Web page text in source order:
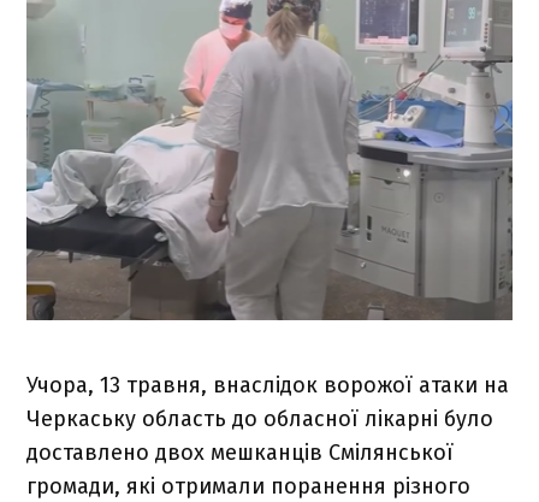
Учора, 13 травня, внаслідок ворожої атаки на
Черкаську область до обласної лікарні було
доставлено двох мешканців Смілянської
громади, які отримали поранення різного